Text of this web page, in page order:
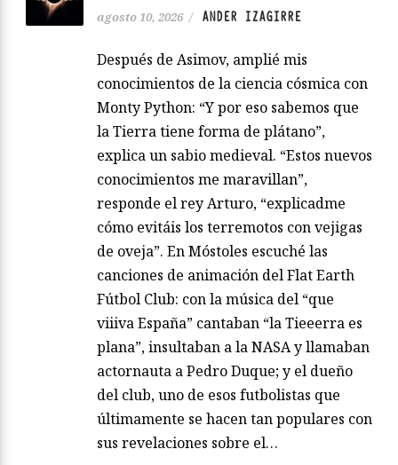
agosto 10, 2026 / ANDER IZAGIRRE
Después de Asimov, amplié mis
conocimientos de la ciencia cósmica con
Monty Python: “Y por eso sabemos que
la Tierra tiene forma de plátano”,
explica un sabio medieval. “Estos nuevos
conocimientos me maravillan”,
responde el rey Arturo, “explicadme
cómo evitáis los terremotos con vejigas
de oveja”. En Móstoles escuché las
canciones de animación del Flat Earth
Fútbol Club: con la música del “que
viiiva España” cantaban “la Tieeerra es
plana”, insultaban a la NASA y llamaban
actornauta a Pedro Duque; y el dueño
del club, uno de esos futbolistas que
últimamente se hacen tan populares con
sus revelaciones sobre el…